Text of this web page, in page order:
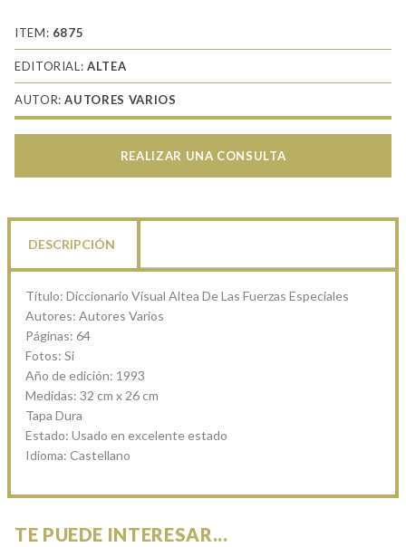
ITEM: 6875
EDITORIAL:ALTEA
AUTOR:AUTORES VARIOS
REALIZAR UNA CONSULTA
DESCRIPCIÓN
Título: Diccionario Visual Altea De Las Fuerzas Especiales
Autores: Autores Varios
Páginas: 64
Fotos: Si
Año de edición: 1993
Medidas: 32 cm x 26 cm
Tapa Dura
Estado: Usado en excelente estado
Idioma: Castellano
TE PUEDE INTERESAR...